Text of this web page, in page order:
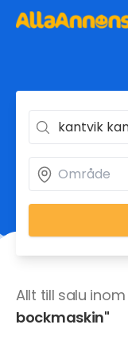
Allt till salu inom
bockmaskin"